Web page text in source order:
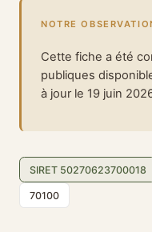
NOTRE
Cette fiche a été
publiques
à jour le 19 juin
SIRET 50270623700018
70100